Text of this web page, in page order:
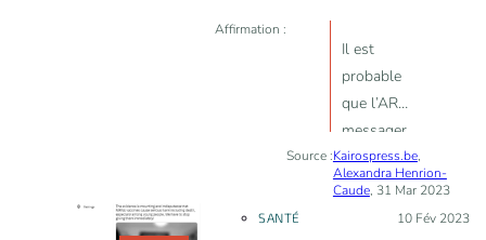
une
injection
d’ARNm
Affirmation :
Il est
probable
que l’ARN
messager
des
vaccins
contre le
Source :Kairospress.be,
Alexandra Henrion-
Caude, 31 Mar 2023
SANTÉ Posté le :
10 Fév 2023